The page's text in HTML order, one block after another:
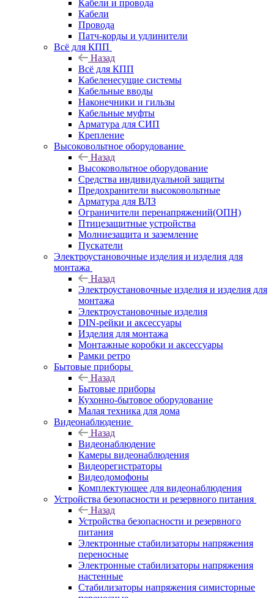
Кабели и провода
Кабели
Провода
Патч-корды и удлинители
Всё для КПП
Назад
Всё для КПП
Кабеленесущие системы
Кабельные вводы
Наконечники и гильзы
Кабельные муфты
Арматура для СИП
Крепление
Высоковольтное оборудование
Назад
Высоковольтное оборудование
Средства индивидуальной защиты
Предохранители высоковольтные
Арматура для ВЛЗ
Ограничители перенапряжений(ОПН)
Птицезащитные устройства
Молниезащита и заземление
Пускатели
Электроустановочные изделия и изделия для
монтажа
Назад
Электроустановочные изделия и изделия для
монтажа
Электроустановочные изделия
DIN-рейки и аксессуары
Изделия для монтажа
Монтажные коробки и аксессуары
Рамки ретро
Бытовые приборы
Назад
Бытовые приборы
Кухонно-бытовое оборудование
Малая техника для дома
Видеонаблюдение
Назад
Видеонаблюдение
Камеры видеонаблюдения
Видеорегистраторы
Видеодомофоны
Комплектующее для видеонаблюдения
Устройства безопасности и резервного питания
Назад
Устройства безопасности и резервного
питания
Электронные стабилизаторы напряжения
переносные
Электронные стабилизаторы напряжения
настенные
Стабилизаторы напряжения симисторные